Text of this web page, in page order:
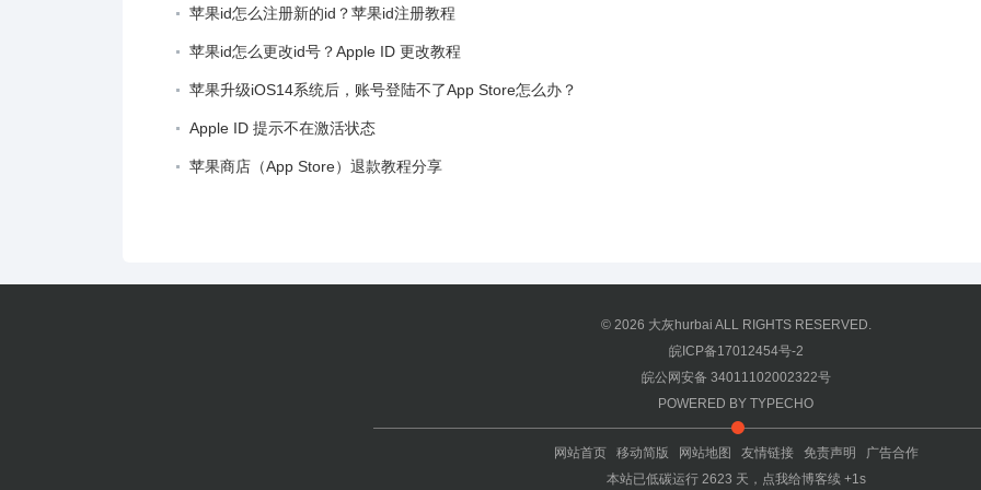
苹果id怎么注册新的id？苹果id注册教程
苹果id怎么更改id号？Apple ID 更改教程
苹果升级iOS14系统后，账号登陆不了App Store怎么办？
Apple ID 提示不在激活状态
苹果商店（App Store）退款教程分享
© 2026 大灰hurbai ALL RIGHTS RESERVED.
皖ICP备17012454号-2
皖公网安备 34011102002322号
POWERED BY TYPECHO
网站首页 移动简版 网站地图 友情链接 免责声明
广告合作
本站已低碳运行2623 天， 点我给博客续 +1s